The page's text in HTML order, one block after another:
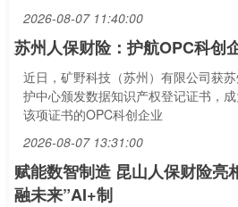
2026-08-07 11:40:00
苏州人保财险：护航OPC科创
近日，矿野科技（苏州）有限公司获
护中心颁发数据知识产权登记证书，
该项证书的OPC科创企业
2026-08-07 13:31:00
赋能数智制造 昆山人保财险亮
融未来”AI+制